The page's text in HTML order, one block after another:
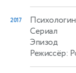
2017
Сериал
Эпизод
Режиссёр: